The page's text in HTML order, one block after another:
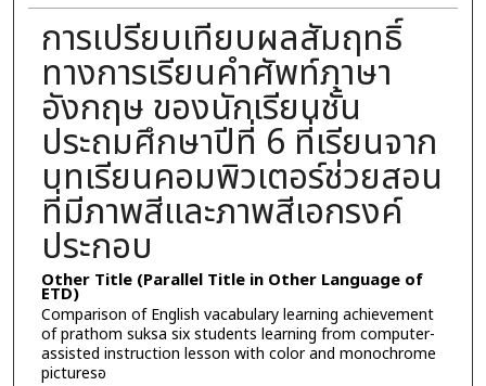
การเปรียบเทียบผลสัมฤทธิ์
ทางการเรียนคำศัพท์ภาษา
อังกฤษ ของนักเรียนชั้น
ประถมศึกษาปีที่ 6 ที่เรียนจาก
บทเรียนคอมพิวเตอร์ช่วยสอน
ที่มีภาพสีและภาพสีเอกรงค์
ประกอบ
Other Title (Parallel Title in Other Language of
ETD)
Comparison of English vacabulary learning achievement
of prathom suksa six students learning from computer-
assisted instruction lesson with color and monochrome
picturesอ